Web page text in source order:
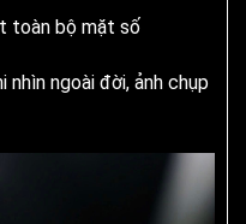
toàn bộ mặt số
ngoài đời, ảnh chụp